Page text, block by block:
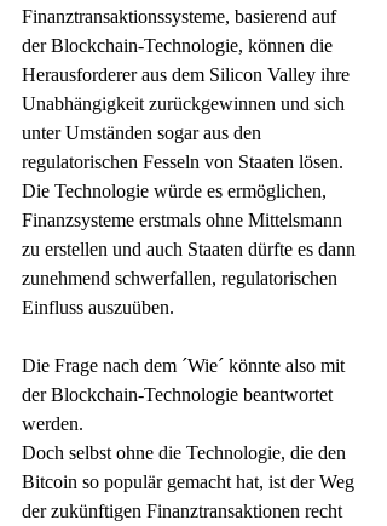
Finanztransaktionssysteme, basierend auf
der Blockchain-Technologie, können die
Herausforderer aus dem Silicon Valley ihre
Unabhängigkeit zurückgewinnen und sich
unter Umständen sogar aus den
regulatorischen Fesseln von Staaten lösen.
Die Technologie würde es ermöglichen,
Finanzsysteme erstmals ohne Mittelsmann
zu erstellen und auch Staaten dürfte es dann
zunehmend schwerfallen, regulatorischen
Einfluss auszuüben.
Die Frage nach dem ´Wie´ könnte also mit
der Blockchain-Technologie beantwortet
werden.
Doch selbst ohne die Technologie, die den
Bitcoin so populär gemacht hat, ist der Weg
der zukünftigen Finanztransaktionen recht